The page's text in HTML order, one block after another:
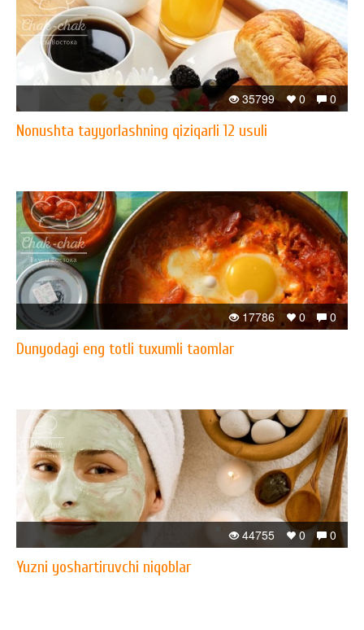
0
0
35799
Nonushta tayyorlashning qiziqarli 12 usuli
0
0
17786
Dunyodagi eng totli tuxumli taomlar
0
0
44755
Yuzni yoshartiruvchi niqoblar